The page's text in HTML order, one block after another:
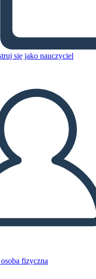
się jako nauczyciel
fizyczna
MI